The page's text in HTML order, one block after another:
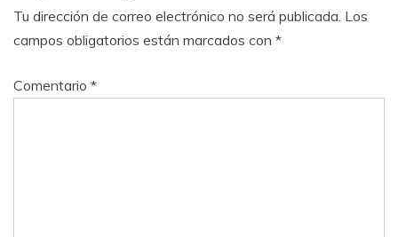
Tu dirección de correo electrónico no será publicada. Los
campos obligatorios están marcados con *
Comentario *